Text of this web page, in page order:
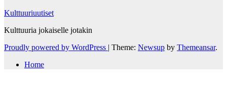
Kulttuuriuutiset
Kulttuuria jokaiselle jotakin
Proudly powered by WordPress | Theme: Newsup by Themeansar.
Home